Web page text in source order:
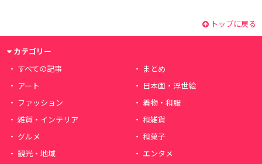
トップに戻る
カテゴリー
すべての記事
まとめ
アート
日本画・浮世絵
ファッション
着物・和服
雑貨・インテリア
和雑貨
グルメ
和菓子
観光・地域
エンタメ